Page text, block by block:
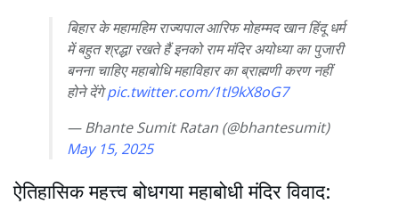
बिहार के महामहिम राज्यपाल आरिफ मोहम्मद खान हिंदू धर्म
में बहुत श्रद्धा रखते हैं इनको राम मंदिर अयोध्या का पुजारी
बनना चाहिए महाबोधि महाविहार का ब्राह्मणी करण नहीं
होने देंगेpic.twitter.com/1tl9kX8oG7
— Bhante Sumit Ratan (@bhantesumit)
May 15, 2025
ऐतिहासिक महत्त्व बोधगया महाबोधी मंदिर विवाद: